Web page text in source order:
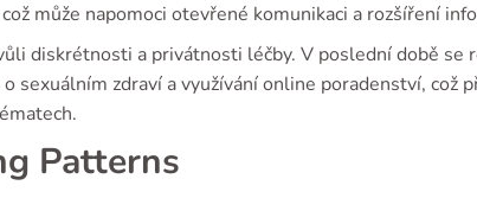
může napomoci otevřené komunikaci a rozšíření
diskrétnosti a privátnosti léčby. V poslední době se
sexuálním zdraví a využívání online poradenství, což
Patterns